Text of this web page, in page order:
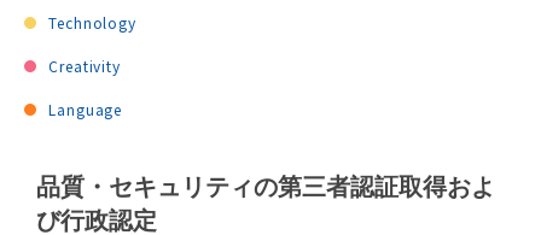
Technology
Creativity
Language
品質・セキュリティの第三者認証取得およ
び行政認定